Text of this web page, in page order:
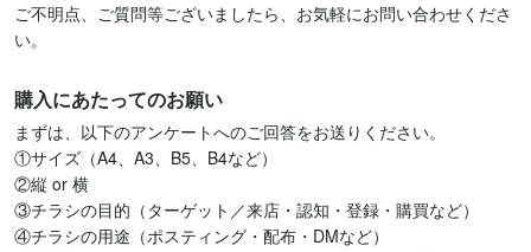
ご不明点、ご質問等ございましたら、お気軽にお問い合わせくださ
い。
購入にあたってのお願い
まずは、以下のアンケートへのご回答をお送りください。
①サイズ（A4、A3、B5、B4など）
②縦 or 横
③チラシの目的（ターゲット／来店・認知・登録・購買など）
④チラシの用途（ポスティング・配布・DMなど）